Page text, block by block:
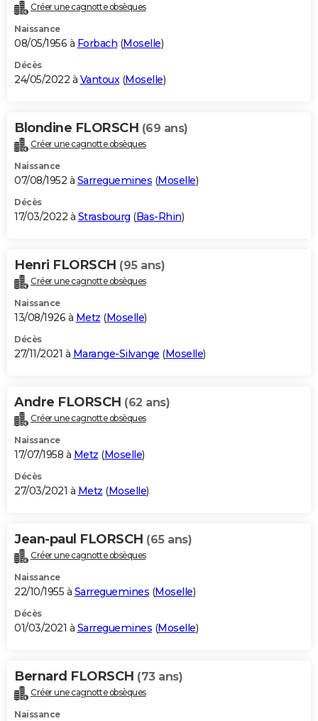
Créer une cagnotte obsèques
Naissance
08/05/1956 à Forbach (Moselle)
Décès
24/05/2022 à Vantoux(Moselle)
Blondine FLORSCH (69 ans)
Créer une cagnotte obsèques
Naissance
07/08/1952 à Sarreguemines (Moselle)
Décès
17/03/2022 à Strasbourg (Bas-Rhin)
Henri FLORSCH (95 ans)
Créer une cagnotte obsèques
Naissance
13/08/1926 à Metz (Moselle)
Décès
27/11/2021 à Marange-Silvange (Moselle)
Andre FLORSCH (62 ans)
Créer une cagnotte obsèques
Naissance
17/07/1958 à Metz (Moselle)
Décès
27/03/2021 à Metz (Moselle)
Jean-paul FLORSCH (65 ans)
Créer une cagnotte obsèques
Naissance
22/10/1955 à Sarreguemines (Moselle)
Décès
01/03/2021 à Sarreguemines (Moselle)
Bernard FLORSCH (73 ans)
Créer une cagnotte obsèques
Naissance